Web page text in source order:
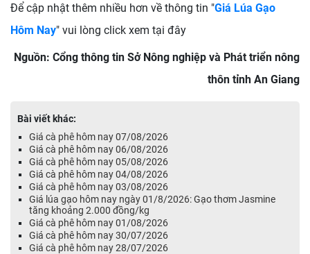
Để cập nhật thêm nhiều hơn về thông tin "Giá Lúa Gạo
Hôm Nay" vui lòng click xem tại đây
Nguồn: Cổng thông tin Sở Nông nghiệp và Phát triển nông
thôn tỉnh An Giang
Bài viết khác:
Giá cà phê hôm nay 07/08/2026
Giá cà phê hôm nay 06/08/2026
Giá cà phê hôm nay 05/08/2026
Giá cà phê hôm nay 04/08/2026
Giá cà phê hôm nay 03/08/2026
Giá lúa gạo hôm nay ngày 01/8/2026: Gạo thơm Jasmine
tăng khoảng 2.000 đồng/kg
Giá cà phê hôm nay 01/08/2026
Giá cà phê hôm nay 30/07/2026
Giá cà phê hôm nay 28/07/2026